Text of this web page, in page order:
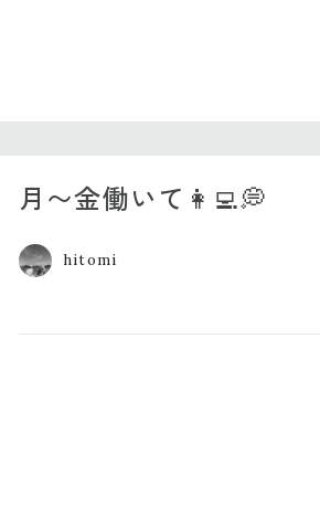
月〜金働いて👩‍💻💭
hitomi